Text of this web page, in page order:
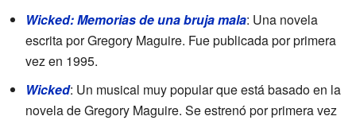
Wicked: Memorias de una bruja mala: Una novela
escrita por Gregory Maguire. Fue publicada por primera
vez en 1995.
Wicked: Un musical muy popular que está basado en la
novela de Gregory Maguire. Se estrenó por primera vez